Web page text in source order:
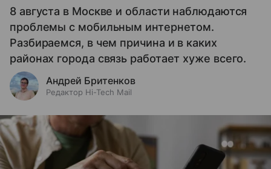
8 августа в Москве и области наблюдаются
проблемы с мобильным интернетом.
Разбираемся, в чем причина и в каких
районах города связь работает хуже всего.
Андрей Бритенков
Редактор Hi-Tech Mail